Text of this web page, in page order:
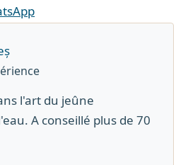
l'art du jeûne
A conseillé plus de 70